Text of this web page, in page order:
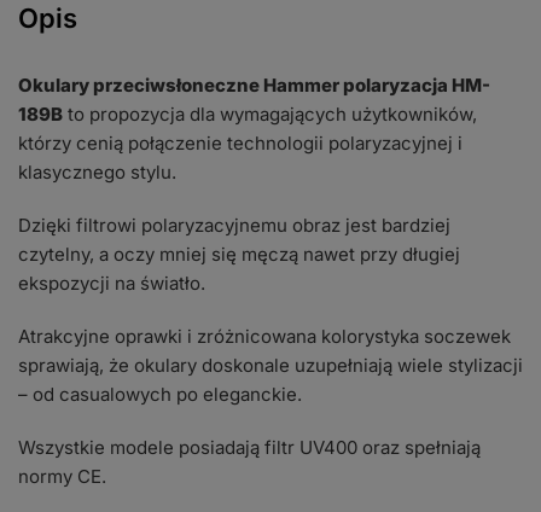
Opis
Okulary przeciwsłoneczne Hammer polaryzacja HM-
189B to propozycja dla wymagających użytkowników,
którzy cenią połączenie technologii polaryzacyjnej i
klasycznego stylu.
Dzięki filtrowi polaryzacyjnemu obraz jest bardziej
czytelny, a oczy mniej się męczą nawet przy długiej
ekspozycji na światło.
Atrakcyjne oprawki i zróżnicowana kolorystyka soczewek
sprawiają, że okulary doskonale uzupełniają wiele stylizacji
– od casualowych po eleganckie.
Wszystkie modele posiadają filtr UV400 oraz spełniają
normy CE.